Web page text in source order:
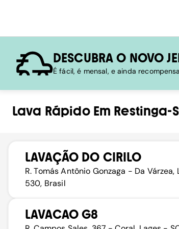
DESCUBRA O NOVO
É fácil, é mensal, e ainda
Lava RápidoEm Restinga-
LAVAÇÃO DO CIRILO
R. Tomás Antônio Gonzaga - Da Várzea,
530, Brasil
LAVACAO G8